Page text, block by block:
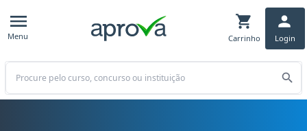
Menu Carrinho Login
Buscar